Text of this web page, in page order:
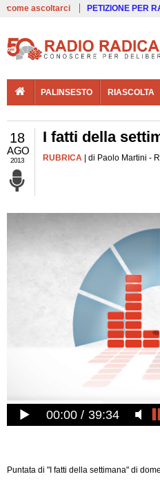
come ascoltarci PETIZIONE PER
PALINSESTO RIASCOLTA
18
AGO
2013
I fatti della
RUBRICA | di Paolo Martini -
00:00 39:34
Puntata di "I fatti della settimana" di